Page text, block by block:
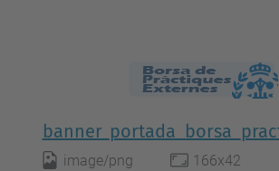
image/png 166x42